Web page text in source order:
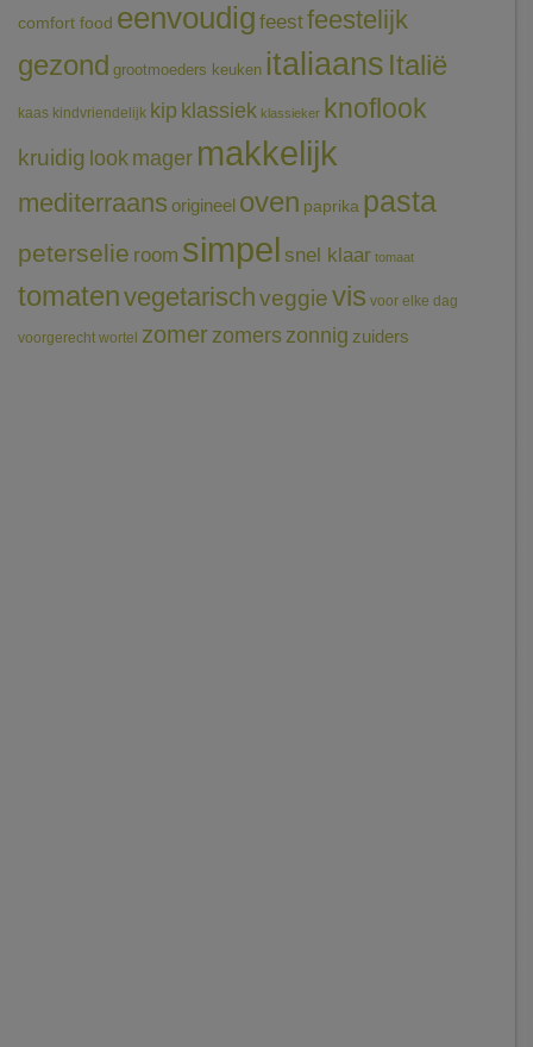
comfort food eenvoudig feestfeestelijk
gezond grootmoeders keuken italiaans Italië
kaas kindvriendelijk kip klassiek klassieker knoflook
kruidig look mager makkelijk
mediterraans origineel oven paprika pasta
peterselie room simpel snel klaar tomaat
tomatenvegetarischveggievis voor elke dag
voorgerecht wortel zomerzomerszonnig zuiders